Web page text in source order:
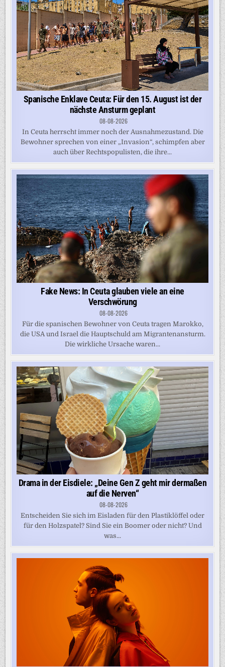
Spanische Enklave Ceuta: Für den 15. August ist der
nächste Ansturm geplant
08-08-2026
In Ceuta herrscht immer noch der Ausnahmezustand. Die
Bewohner sprechen von einer „Invasion“, schimpfen aber
auch über Rechtspopulisten, die ihre...
Fake News: In Ceuta glauben viele an eine
Verschwörung
08-08-2026
Für die spanischen Bewohner von Ceuta tragen Marokko,
die USA und Israel die Hauptschuld am Migrantenansturm.
Die wirkliche Ursache waren...
Drama in der Eisdiele: „Deine Gen Z geht mir dermaßen
auf die Nerven“
08-08-2026
Entscheiden Sie sich im Eisladen für den Plastiklöffel oder
für den Holzspatel? Sind Sie ein Boomer oder nicht? Und
was...